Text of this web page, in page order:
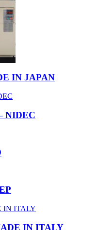
IN JAPAN
NIDEC
IN ITALY